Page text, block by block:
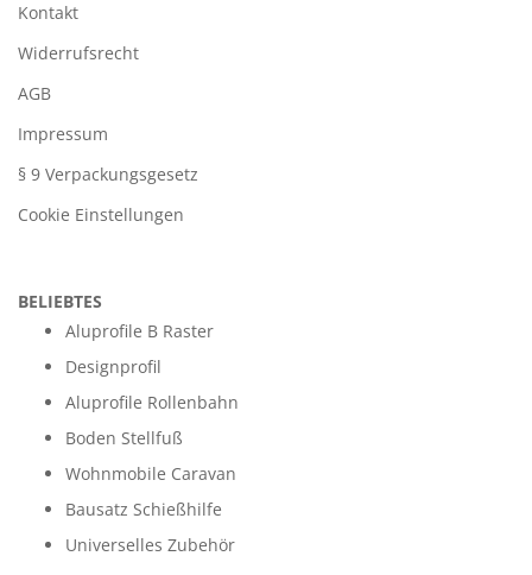
Kontakt
Widerrufsrecht
AGB
Impressum
§ 9 Verpackungsgesetz
Cookie Einstellungen
BELIEBTES
Aluprofile B Raster
Designprofil
Aluprofile Rollenbahn
Boden Stellfuß
Wohnmobile Caravan
Bausatz Schießhilfe
Universelles Zubehör